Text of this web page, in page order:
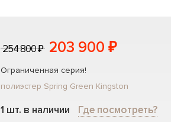
254 800 ₽ 203 900 ₽
Ограниченная серия!
полиэстер Spring Green Kingston
1 шт. в наличии Где посмотреть?